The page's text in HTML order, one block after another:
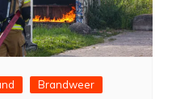
Brandweer